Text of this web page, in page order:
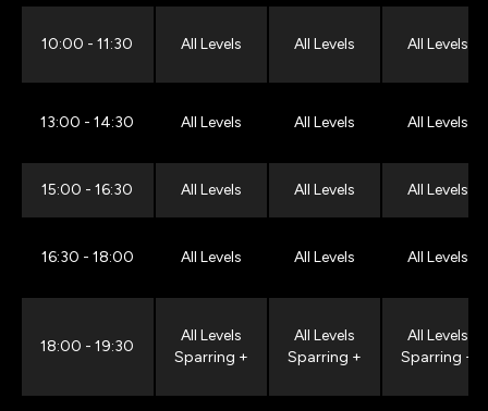
10:00 - 11:30 All Levels All Levels All Levels
13:00 - 14:30 All Levels All Levels All Levels
15:00 - 16:30 All Levels All Levels All Levels
16:30 - 18:00 All Levels All Levels All Levels
18:00 - 19:30
All Levels
Sparring +
All Levels
Sparring +
All Levels
Sparring +